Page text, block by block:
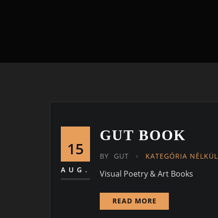
15
AUG.
GUT BOOK
BY GUT KATEGÓRIA
Visual Poetry & Art Books
READ MORE